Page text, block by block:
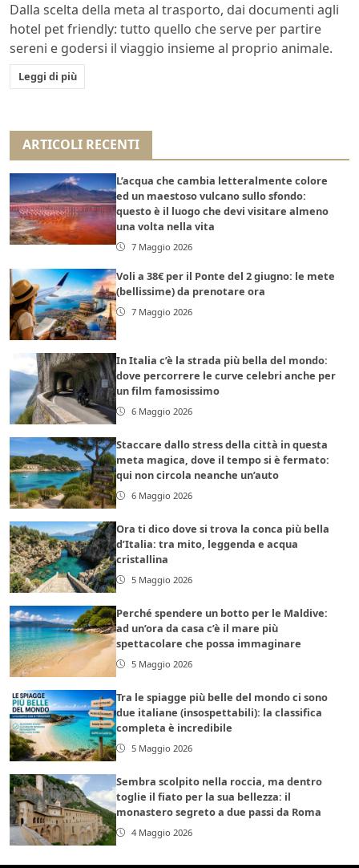
Dalla scelta della meta al trasporto, dai documenti agli
hotel pet friendly: tutto quello che serve per partire
sereni e godersi il viaggio insieme al proprio animale.
Leggi di più
ARTICOLI RECENTI
L’acqua che cambia letteralmente colore
ed un maestoso vulcano sullo sfondo:
questo è il luogo che devi visitare almeno
una volta nella vita
7 Maggio 2026
Voli a 38€ per il Ponte del 2 giugno: le mete
(bellissime) da prenotare ora
7 Maggio 2026
In Italia c’è la strada più bella del mondo:
dove percorrere le curve celebri anche per
un film famosissimo
6 Maggio 2026
Staccare dallo stress della città in questa
meta magica, dove il tempo si è fermato:
qui non circola neanche un’auto
6 Maggio 2026
Ora ti dico dove si trova la conca più bella
d’Italia: tra mito, leggenda e acqua
cristallina
5 Maggio 2026
Perché spendere un botto per le Maldive:
ad un’ora da casa c’è il mare più
spettacolare che possa immaginare
5 Maggio 2026
Tra le spiagge più belle del mondo ci sono
due italiane (insospettabili): la classifica
completa è incredibile
5 Maggio 2026
Sembra scolpito nella roccia, ma dentro
toglie il fiato per la sua bellezza: il
monastero segreto a due passi da Roma
4 Maggio 2026